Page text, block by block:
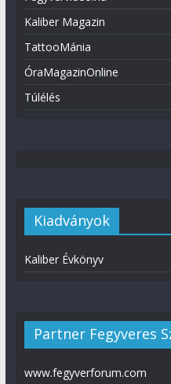
Kaliber Magazin
TattooMánia
ÓraMagazinOnline
Túlélés
Kiadványok
Kaliber Évkönyv
Partner Fegyveres
www.fegyverforum.com